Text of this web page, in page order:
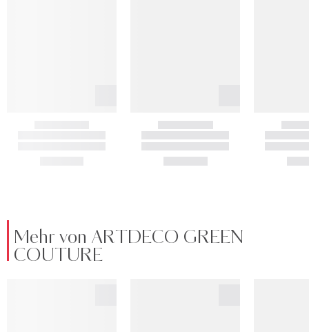
Mehr von ARTDECO GREEN
COUTURE